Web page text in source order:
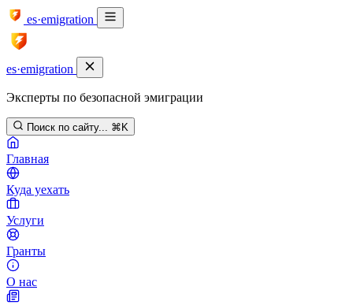
es·emigration
es·emigration
Эксперты по безопасной эмиграции
Поиск по сайту... ⌘K
Главная
Куда уехать
Услуги
Гранты
О нас